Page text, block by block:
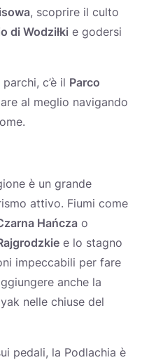
, scoprire il culto
di Wodziłki e godersi
c’è il Parco
al meglio navigando
è un grande
attivo. Fiumi come
Hańcza o
e lo stagno
impeccabili per fare
anche la
nelle chiuse del
pedali, la Podlachia è